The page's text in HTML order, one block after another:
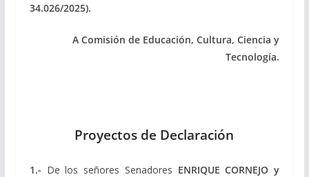
34.026/2025).
A Comisión de Educación, Cultura, Ciencia y
Tecnología.
Proyectos de Declaración
1.- De los señores Senadores ENRIQUE CORNEJO y